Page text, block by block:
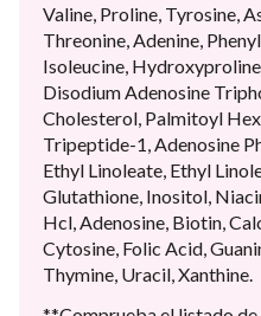
Valine, Proline, Tyrosine,
Threonine, Adenine,
Isoleucine,
Disodium Adenosine
Cholesterol, Palmitoyl
Tripeptide-1, Adenosine
Ethyl Linoleate, Ethyl
Glutathione, Inositol,
Hcl, Adenosine, Biotin,
Cytosine, Folic Acid,
Thymine, Uracil, Xanthine.